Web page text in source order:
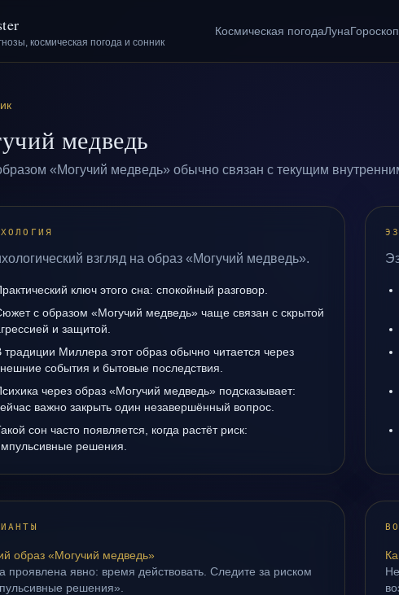
космическая погода и сонник
Космическая погодаЛуна
медведь
«Могучий медведь» обычно связан с текущим
взгляд на образ «Могучий медведь».
ключ этого сна: спокойный разговор.
с образом «Могучий медведь» чаще связан с скрытой
и защитой.
традиции Миллера этот образ обычно читается через
события и бытовые последствия.
через образ «Могучий медведь» подсказывает:
важно закрыть один незавершённый вопрос.
сон часто появляется, когда растёт риск:
решения.
образ «Могучий медведь»
проявлена явно: время действовать. Следите за риском
решения».